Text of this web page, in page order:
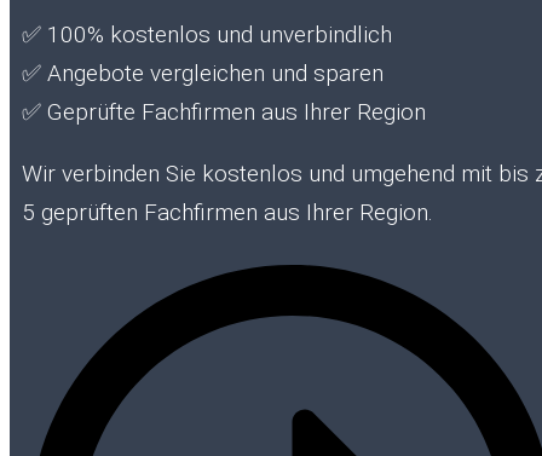
✅ 100% kostenlos und unverbindlich
✅ Angebote vergleichen und sparen
✅ Geprüfte Fachfirmen aus Ihrer Region
Wir verbinden Sie kostenlos und umgehend mit bis
5 geprüften Fachfirmen aus Ihrer Region.